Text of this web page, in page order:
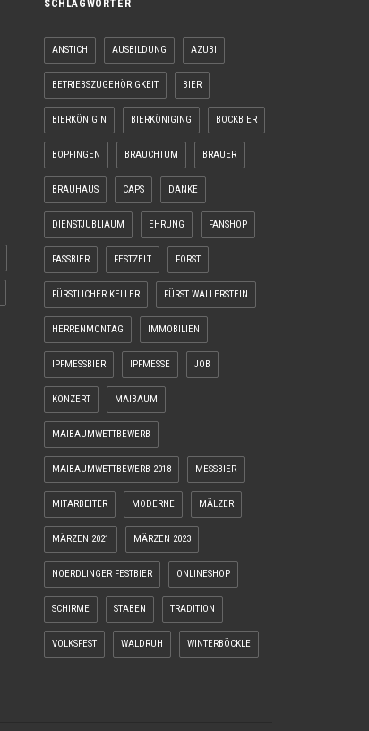
SCHLAGWÖRTER
ANSTICH AUSBILDUNG AZUBI
BETRIEBSZUGEHÖRIGKEIT BIER
BIERKÖNIGIN BIERKÖNIGING BOCKBIER
BOPFINGEN BRAUCHTUM BRAUER
BRAUHAUS CAPS DANKE
DIENSTJUBLIÄUM EHRUNG FANSHOP
FASSBIER FESTZELT FORST
FÜRSTLICHER KELLER FÜRST WALLERSTEIN
HERRENMONTAG IMMOBILIEN
IPFMESSBIER IPFMESSE JOB
KONZERT MAIBAUM
MAIBAUMWETTBEWERB
MAIBAUMWETTBEWERB 2018 MESSBIER
MITARBEITER MODERNE MÄLZER
MÄRZEN 2021 MÄRZEN 2023
NOERDLINGER FESTBIER ONLINESHOP
SCHIRME STABEN TRADITION
VOLKSFEST WALDRUH WINTERBÖCKLE